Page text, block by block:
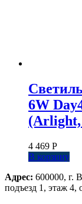
6W
(Arlight,
4 469 Р
В корзину
Адрес: 600000, г.
подъезд 1, этаж 4,